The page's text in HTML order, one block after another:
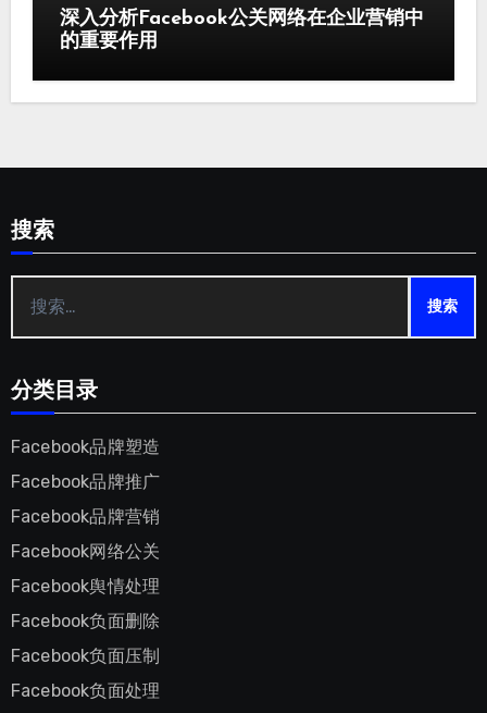
深入分析Facebook公关网络在企业营销中
的重要作用
搜索
索：
分类目录
Facebook品牌塑造
Facebook品牌推广
Facebook品牌营销
Facebook网络公关
Facebook舆情处理
Facebook负面删除
Facebook负面压制
Facebook负面处理